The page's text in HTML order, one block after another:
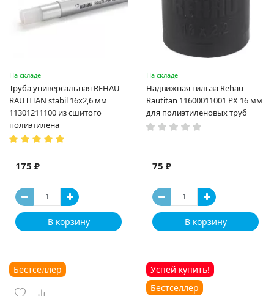
На складе
Труба универсальная REHAU
RAUTITAN stabil 16х2,6 мм
11301211100 из сшитого
полиэтилена
175 ₽
В корзину
На складе
Надвижная гильза Rehau
Rautitan 11600011001 PX 16 мм
для полиэтиленовых труб
75 ₽
В корзину
Бестселлер
Успей купить!
Бестселлер